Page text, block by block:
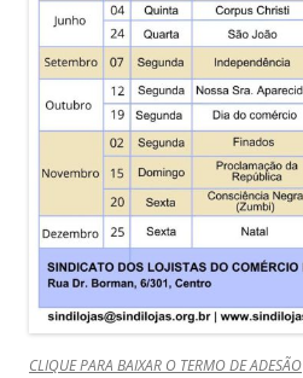
CLIQUE PARA BAIXAR O TERMO DE ADESÃO